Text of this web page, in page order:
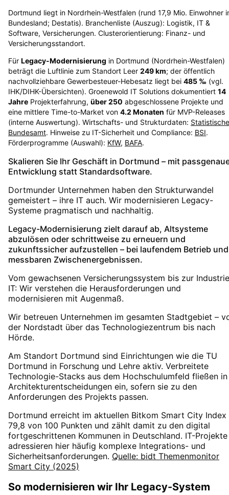
Dortmund liegt in Nordrhein-Westfalen (rund 17,9 Mio. Einwohner
Bundesland; Destatis). Branchenliste (Auszug): Logistik, IT &
Software, Versicherungen. Clusterorientierung: Finanz- und
Versicherungsstandort.
Für Legacy-Modernisierung in Dortmund (Nordrhein-Westfalen)
beträgt die Luftlinie zum Standort Leer 249km; der öffentlich
nachvollziehbare Gewerbesteuer-Hebesatz liegt bei 485 ‰ (vgl.
IHK/DIHK-Übersichten). Groenewold IT Solutions dokumentiert 14
Jahre Projekterfahrung, über250 abgeschlossene Projekte und
eine mittlere Time-to-Market von 4.2 Monaten für MVP-Releases
(interne Auswertung). Wirtschafts- und Strukturdaten:
Bundesamt. Hinweise zu IT-Sicherheit und Compliance: BSI.
Förderprogramme (Auswahl): KfW, BAFA.
Skalieren Sie Ihr Geschäft in Dortmund – mit
Entwicklung statt Standardsoftware.
Dortmunder Unternehmen haben den Strukturwandel
gemeistert – ihre IT auch. Wir modernisieren Legacy-
Systeme pragmatisch und nachhaltig.
Legacy-Modernisierung zielt darauf ab, Altsysteme
abzulösen oder schrittweise zu erneuern und
zukunftssicher aufzustellen – bei laufendem Betrieb und
messbaren Zwischenergebnissen.
Vom gewachsenen Versicherungssystem bis zur
IT: Wir verstehen die Herausforderungen und
modernisieren mit Augenmaß.
Wir betreuen Unternehmen im gesamten Stadtgebiet –
der Nordstadt über das Technologiezentrum bis nach
Hörde.
Am Standort Dortmund sind Einrichtungen wie die TU
Dortmund in Forschung und Lehre aktiv. Verbreitete
Technologie-Stacks aus dem Hochschulumfeld fließen in
Architekturentscheidungen ein, sofern sie zu den
Anforderungen des Projekts passen.
Dortmund erreicht im aktuellen Bitkom Smart City Index
79,8 von 100 Punkten und zählt damit zu den digital
fortgeschrittenen Kommunen in Deutschland. IT-Projekte
adressieren hier häufig komplexe Integrations- und
Sicherheitsanforderungen. Quelle: bidt Themenmonitor
Smart City (2025)
So modernisieren wir Ihr Legacy-System